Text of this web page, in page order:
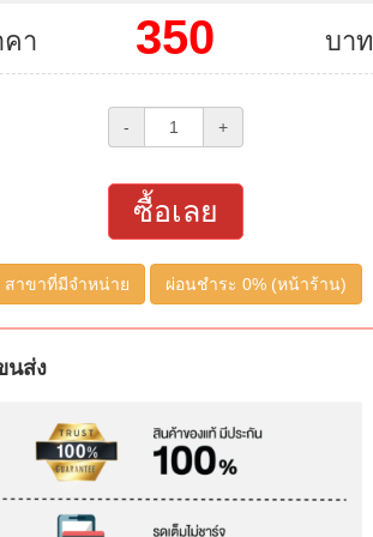
คา บาท
350
- +
ซื้อเลย
สาขาที่มีจำหน่าย ผ่อนชำระ 0% (หน้าร้าน)
นส่ง